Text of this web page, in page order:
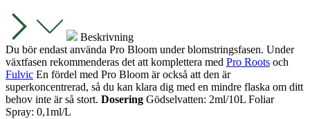
Bloom
mängd
Beskrivning
Du bör endast använda Pro Bloom under blomstringsfasen. Under
växtfasen rekommenderas det att komplettera med Pro Roots och
Fulvic En fördel med Pro Bloom är också att den är
superkoncentrerad, så du kan klara dig med en mindre flaska om ditt
behov inte är så stort. Dosering Gödselvatten: 2ml/10L Foliar
Spray: 0,1ml/L